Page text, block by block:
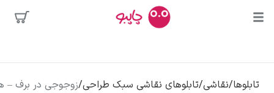
محبوب‌ترین
هنرمندان /تابلوهای نقاشی سبک طراحی/ زوجوجی در برف – هاسویی کاواسه